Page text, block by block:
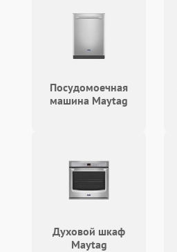
Посудомоечная
машина Maytag
Духовой шкаф
Maytag